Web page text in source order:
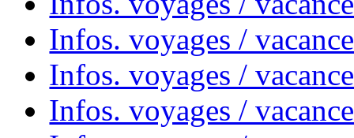
Infos. voyages /
Infos. voyages /
Infos. voyages /